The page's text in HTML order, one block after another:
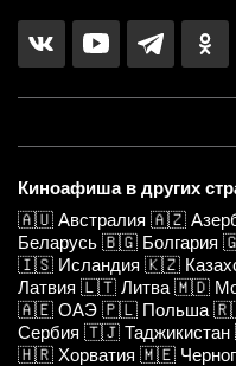
Киноафиша в других
🇦🇺 Австралия 🇦🇿
Беларусь 🇧🇬 Болгария
🇮🇸 Исландия 🇰🇿
Латвия 🇱🇹 Литва 🇲🇩
🇦🇪 ОАЭ 🇵🇱 Польша
Сербия 🇹🇯 Таджикистан
🇭🇷 Хорватия 🇲🇪